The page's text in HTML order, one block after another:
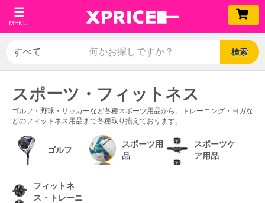
MENU
検索
スポーツ・フィットネス
ゴルフ・野球・サッカーなど各種スポーツ用品から。トレーニング・ヨガな
どのフィットネス用品まで各種取り揃えております。
ゴルフ
スポーツ用
品
スポーツケ
ア用品
フィットネ
ス・トレーニ